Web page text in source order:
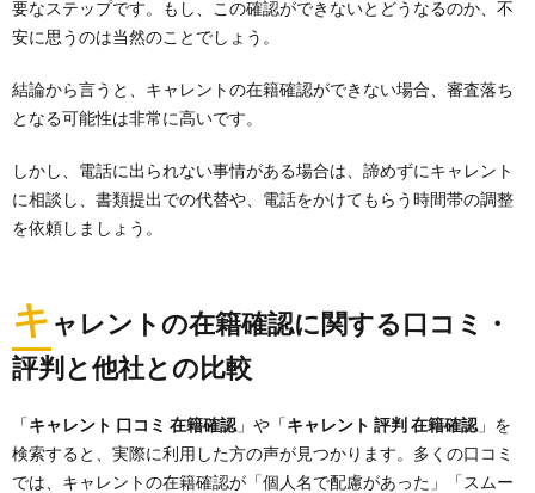
要なステップです。もし、この確認ができないとどうなるのか、不
安に思うのは当然のことでしょう。
結論から言うと、キャレントの在籍確認ができない場合、審査落ち
となる可能性は非常に高いです。
しかし、電話に出られない事情がある場合は、諦めずにキャレント
に相談し、書類提出での代替や、電話をかけてもらう時間帯の調整
を依頼しましょう。
キ ャレントの在籍確認に関する口コミ・
評判と他社との比較
「キャレント 口コミ 在籍確認 」や「キャレント 評判 在籍確認 」を
検索すると、実際に利用した方の声が見つかります。多くの口コミ
では、キャレントの在籍確認が「個人名で配慮があった」「スムー